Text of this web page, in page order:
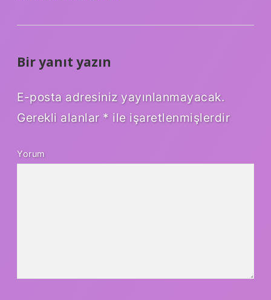
Bir yanıt yazın
E-posta adresiniz yayınlanmayacak.
Gerekli alanlar * ile işaretlenmişlerdir
Yorum